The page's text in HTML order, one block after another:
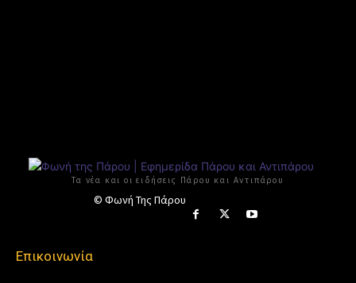
Τα νέα και οι ειδήσεις Πάρου και Αντιπάρου
© Φωνή Της Πάρου
Επικοινωνία